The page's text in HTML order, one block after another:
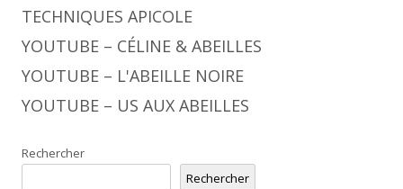
TECHNIQUES APICOLE
YOUTUBE – CÉLINE & ABEILLES
YOUTUBE – L'ABEILLE NOIRE
YOUTUBE – US AUX ABEILLES
Rechercher
Rechercher